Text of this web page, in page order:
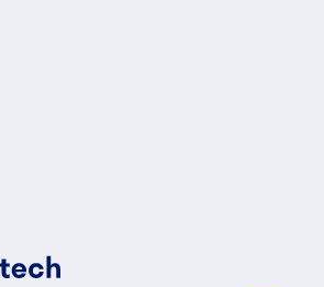
/Banco de baterías UPO33-